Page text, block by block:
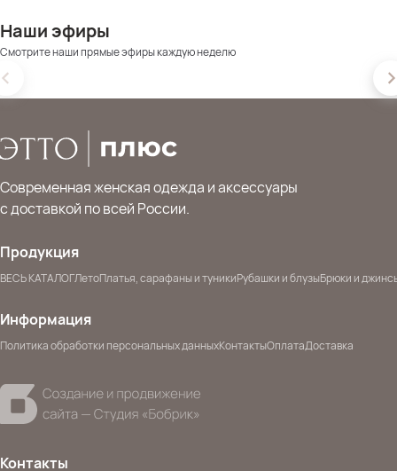
Наши эфиры
Смотрите наши прямые эфиры каждую неделю
Современная женская одежда и аксессуары
с доставкой по всей России.
Продукция
ВЕСЬ КАТАЛОГЛетоПлатья, сарафаны и туникиРубашки и блузыБрюки и
Информация
Политика обработки персональных данныхКонтактыОплатаДоставка
Контакты